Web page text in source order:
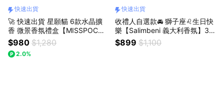
快速出貨
🚀 快速出貨 星願貓 6款水晶擴
香 微景香氛禮盒【MISSPOC
A】招財開運 / 寵物友善香氛/ 室
內香氛/家飾佈置/衣香水/精油香
氛禮盒
$980 $1,280
2.0%
快速出貨
收禮人自選款🚘 獅子座♌生日快
樂【Salimbeni 義大利香氛】36
0°車用香氛車夾 (內附補充包)
『快速出貨』生日好禮 情人獻禮
$899 $1,100